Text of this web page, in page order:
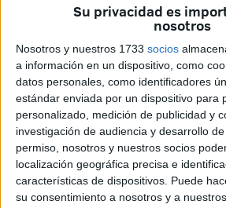
Su privacidad es
nosotros
Nosotros y nuestros 1733 socios
a información en un dispositivo, como
datos personales, como identificadores
estándar enviada por un dispositivo para
personalizado, medición de publicidad y
investigación de audiencia y desarrollo de
permiso, nosotros y nuestros socios
localización geográfica precisa e
características de dispositivos. Puede
su consentimiento a nosotros y a
Laafición de la AD Ceuta FC tenía
volver a ver marcar a sukiller ,
lunes, el delantero catalán volvió a
el gol, tras un grancentroque
mallas, desatando la alegría en el
El tanto del ariete fue clave en la
Cultural y Deportiva Leonesa, un